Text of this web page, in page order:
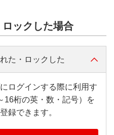
ックした場合
た・ロックした
ログインする際に利用す
16桁の英・数・記号）を
録できます。